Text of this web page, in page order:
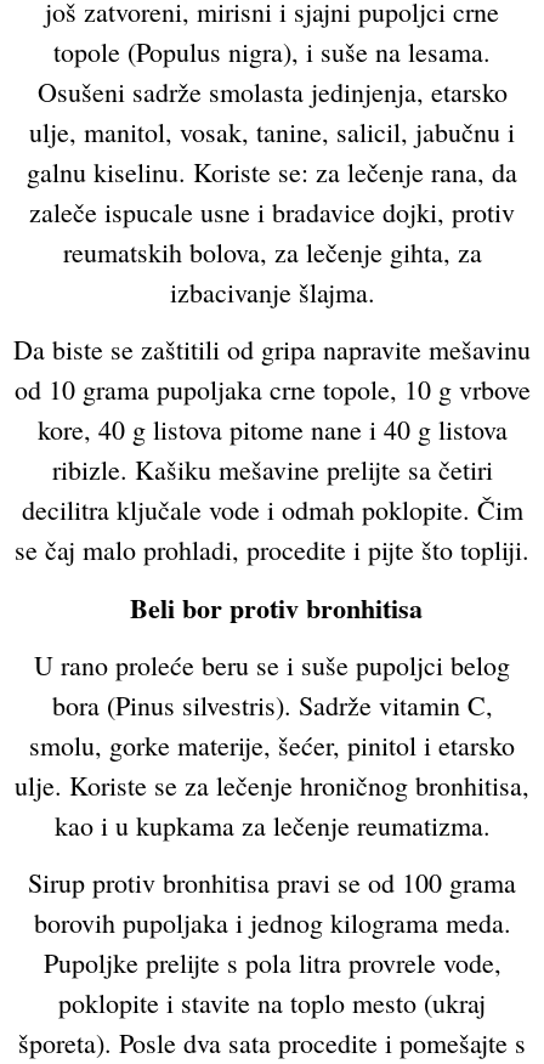
još zatvoreni, mirisni i sjajni pupoljci crne
topole (Populus nigra), i suše na lesama.
Osušeni sadrže smolasta jedinjenja, etarsko
ulje, manitol, vosak, tanine, salicil, jabučnu i
galnu kiselinu. Koriste se: za lečenje rana, da
zaleče ispucale usne i bradavice dojki, protiv
reumatskih bolova, za lečenje gihta, za
izbacivanje šlajma.
Da biste se zaštitili od gripa napravite mešavinu
od 10 grama pupoljaka crne topole, 10 g vrbove
kore, 40 g listova pitome nane i 40 g listova
ribizle. Kašiku mešavine prelijte sa četiri
decilitra ključale vode i odmah poklopite. Čim
se čaj malo prohladi, procedite i pijte što topliji.
Beli bor protiv bronhitisa
U rano proleće beru se i suše pupoljci belog
bora (Pinus silvestris). Sadrže vitamin C,
smolu, gorke materije, šećer, pinitol i etarsko
ulje. Koriste se za lečenje hroničnog bronhitisa,
kao i u kupkama za lečenje reumatizma.
Sirup protiv bronhitisa pravi se od 100 grama
borovih pupoljaka i jednog kilograma meda.
Pupoljke prelijte s pola litra provrele vode,
poklopite i stavite na toplo mesto (ukraj
šporeta). Posle dva sata procedite i pomešajte s